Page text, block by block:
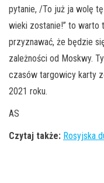
pytanie, /To już ja wolę
wieki zostanie!” to
przyznawać, że będzie
zależności od Moskwy.
czasów targowicy karty
2021 roku.
AS
Czytaj także: Rosyjska